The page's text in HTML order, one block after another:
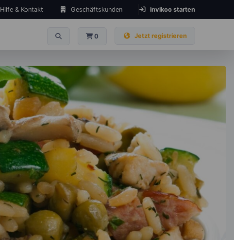
Hilfe & Kontakt Geschäftskunden invikoo starten
0 Jetzt registrieren